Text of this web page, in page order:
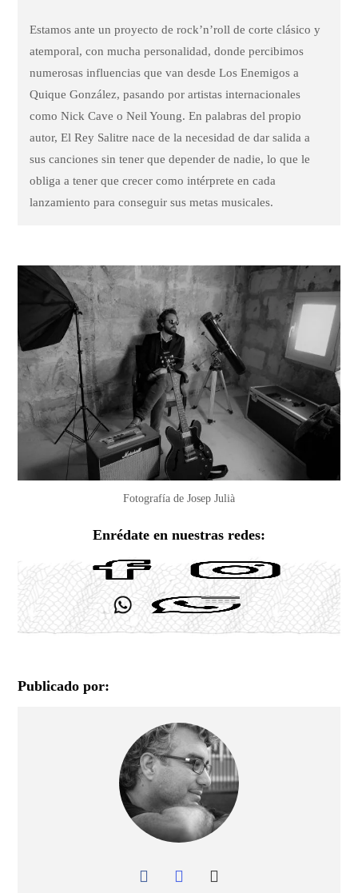
Estamos ante un proyecto de rock’n’roll de corte clásico y
atemporal, con mucha personalidad, donde percibimos
numerosas influencias que van desde Los Enemigos a
Quique González, pasando por artistas internacionales
como Nick Cave o Neil Young. En palabras del propio
autor, El Rey Salitre nace de la necesidad de dar salida a
sus canciones sin tener que depender de nadie, lo que le
obliga a tener que crecer como intérprete en cada
lanzamiento para conseguir sus metas musicales.
Fotografía de Josep Julià
Enrédate en nuestras redes:
Publicado por: